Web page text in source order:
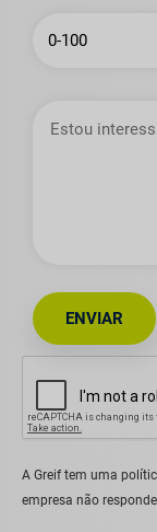
interessado
em…
ENVIAR
A Greif tem uma
empresa não